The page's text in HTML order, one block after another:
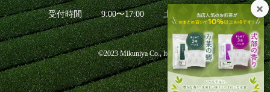
受付時間 9:00〜17:00 土日祝日を除く
©2023 Mikuniya Co., ltd.